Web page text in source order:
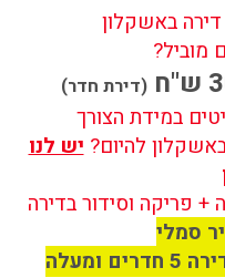
באשקלון
מוביל?
(דירת חדר)
במידת הצורך
להיום?יש לנו
+ פריקה וסידור בדירה
סמלי